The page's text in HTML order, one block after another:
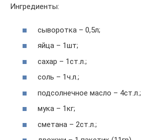
Ингредиенты:
сыворотка – 0,5л;
яйца – 1шт;
сахар – 1ст.л.;
соль – 1ч.л.;
подсолнечное масло – 4ст.л.;
мука – 1кг;
сметана – 2ст.л.;